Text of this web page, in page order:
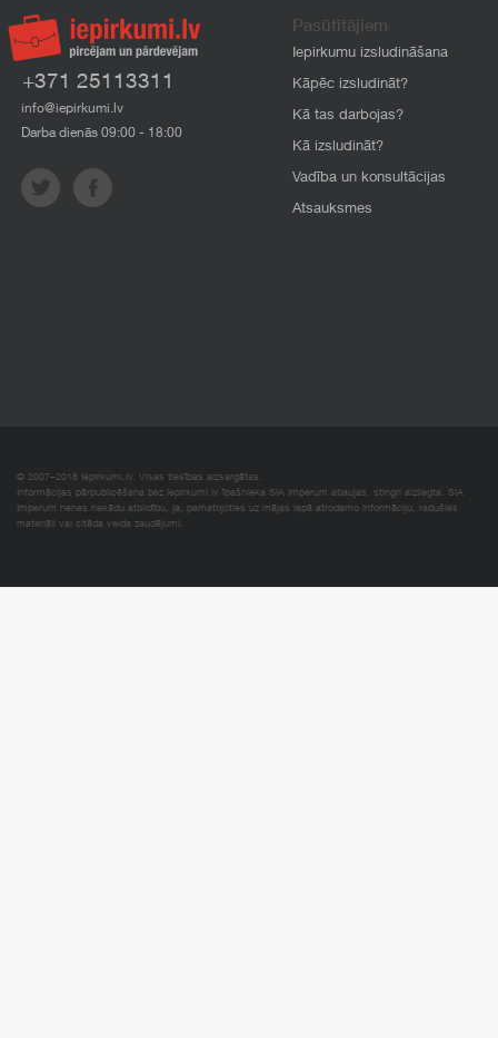
+371 25113311
info@iepirkumi.lv
Darba dienās 09:00 - 18:00
Pasūtītājiem
Iepirkumu izsludināšana
Kāpēc izsludināt?
Kā tas darbojas?
Kā izsludināt?
Vadība un konsultācijas
Atsauksmes
© 2007–2018 Iepirkumi.lv. Visas tiesības aizsargātas.
Informācijas pārpublicēšana bez iepirkumi.lv īpašnieka SIA Imperum atļaujas, stingri aizliegta. SIA
Imperum nenes nekādu atbildību, ja, pamatojoties uz mājas lapā atrodamo informāciju, radušies
materiāli vai citāda veida zaudējumi.